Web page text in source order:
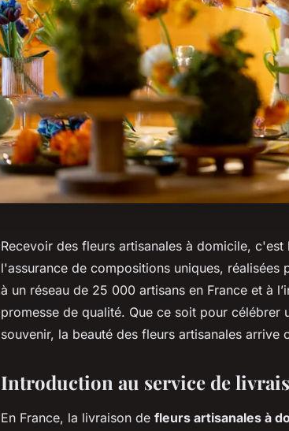
Recevoir des fleurs artisanales à domicile,
l'assurance de compositions uniques, réalisées
à un réseau de 25 000 artisans en France et à
promesse de qualité. Que ce soit pour
souvenir, la beauté des fleurs artisanales arrive
Introduction au service de
En France, la livraison de fleurs artisanales à